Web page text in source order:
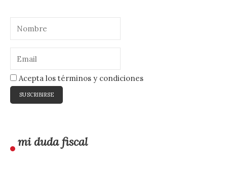
Acepta los términos y condiciones
mi duda fiscal